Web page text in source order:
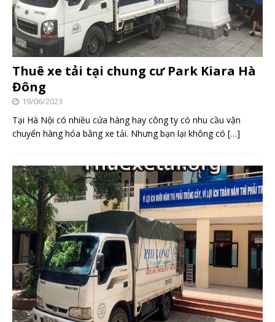
Thuê xe tải tại chung cư Park Kiara Hà
Đông
19/06/2023
Tại Hà Nội có nhiều cửa hàng hay công ty có nhu cầu vận
chuyển hàng hóa bằng xe tải. Nhưng bạn lại không có […]